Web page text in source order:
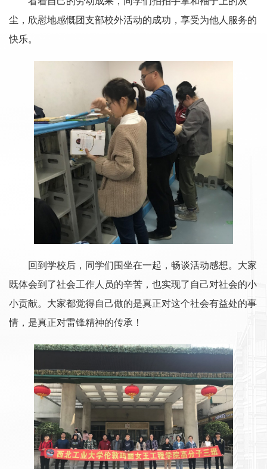
尘，欣慰地感慨团支部校外活动的成功，享受为他人服务的
快乐。
回到学校后，同学们围坐在一起，畅谈活动感想。大家
既体会到了社会工作人员的辛苦，也实现了自己对社会的小
小贡献。大家都觉得自己做的是真正对这个社会有益处的事
情，是真正对雷锋精神的传承！